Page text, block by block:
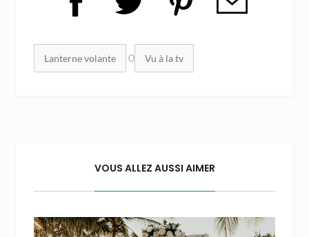
Mots clés :
Lanterne volante 0 Vu à la tv
VOUS ALLEZ AUSSI AIMER